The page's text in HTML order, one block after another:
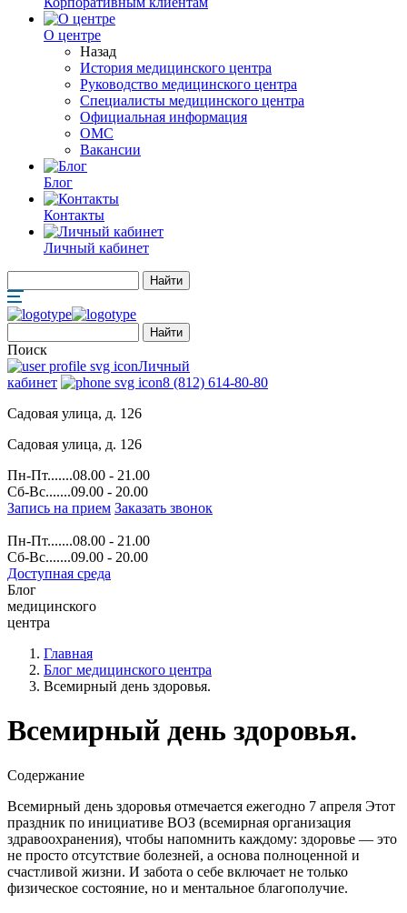
О центре
Назад
История медицинского центра
Руководство медицинского центра
Специалисты медицинского центра
Официальная информация
ОМС
Вакансии
Блог
Контакты
Личный кабинет
Поиск
Личный
кабинет
8 (812) 614-80-80
Садовая улица, д. 126
Садовая улица, д. 126
Пн-Пт.......08.00 - 21.00
Сб-Вс.......09.00 - 20.00
Запись на прием Заказать звонок
Пн-Пт.......08.00 - 21.00
Сб-Вс.......09.00 - 20.00
Доступная среда
Блог
медицинского
центра
Главная
Блог медицинского центра
Всемирный день здоровья.
Всемирный день здоровья.
Содержание
Всемирный день здоровья отмечается ежегодно 7 апреля Этот
праздник по инициативе ВОЗ (всемирная организация
здравоохранения), чтобы напомнить каждому: здоровье — это
не просто отсутствие болезней, а основа полноценной и
счастливой жизни. И забота о себе включает не только
физическое состояние, но и ментальное благополучие.